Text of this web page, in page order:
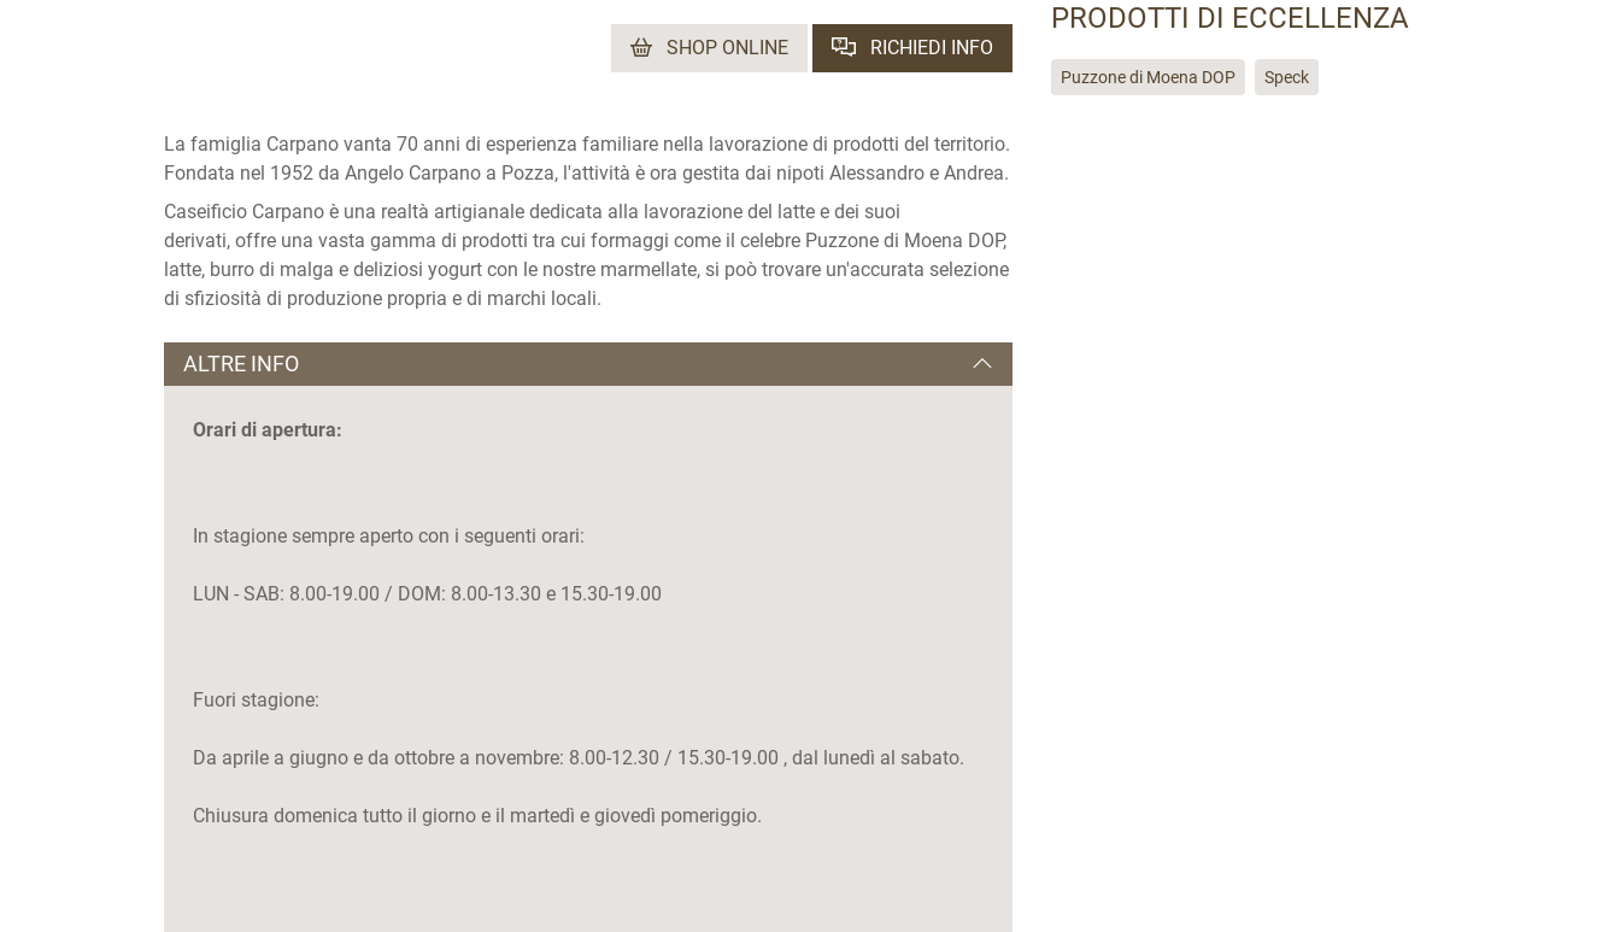
SHOP ONLINE RICHIEDI INFO
La famiglia Carpano vanta 70 anni di esperienza familiare nella lavorazione di prodotti del territorio.
Fondata nel 1952 da Angelo Carpano a Pozza, l'attività è ora gestita dai nipoti Alessandro e Andrea.
Caseificio Carpano è una realtà artigianale dedicata alla lavorazione del latte e dei suoi
derivati, offre una vasta gamma di prodotti tra cui formaggi come il celebre Puzzone di Moena DOP,
latte, burro di malga e deliziosi yogurt con le nostre marmellate, si poò trovare un'accurata selezione
di sfiziosità di produzione propria e di marchi locali.
ALTRE INFO
Orari di apertura:
In stagione sempre aperto con i seguenti orari:
LUN - SAB: 8.00-19.00 / DOM: 8.00-13.30 e 15.30-19.00
Fuori stagione:
Da aprile a giugno e da ottobre a novembre: 8.00-12.30 / 15.30-19.00 , dal lunedì al sabato.
Chiusura domenica tutto il giorno e il martedì e giovedì pomeriggio.
PRODOTTI DI ECCELLENZA
Puzzone di Moena DOP Speck